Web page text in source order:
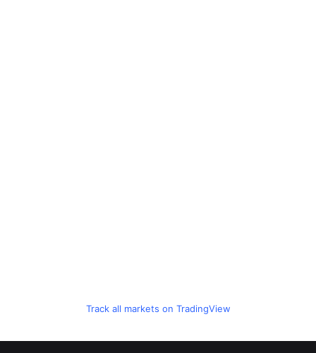
Track all markets on TradingView